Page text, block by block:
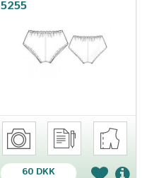
5255
60 DKK